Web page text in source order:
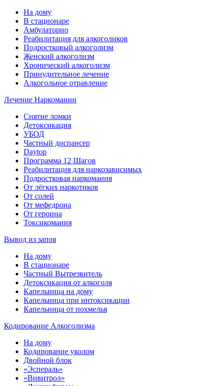
На дому
В стационаре
Амбулаторно
Реабилитация для алкоголиков
Подростковый алкоголизм
Женский алкоголизм
Хронический алкоголизм
Принудительное лечение
Алкогольное отравление
Лечение Наркомании
Снятие ломки
Детоксикация
УБОД
Частный диспансер
Daytop
Программа 12 Шагов
Реабилитация для наркозависимых
Подростковая наркомания
От лёгких наркотиков
От солей
От мефедрона
От героина
Токсикомания
Вывод из запоя
На дому
В стационаре
Частный Вытрезвитель
Детоксикация от алкоголя
Капельница на дому
Капельница при интоксикации
Капельница от похмелья
Кодирование Алкоголизма
На дому
Кодирование уколом
Двойной блок
«Эспераль»
«Вивитрол»